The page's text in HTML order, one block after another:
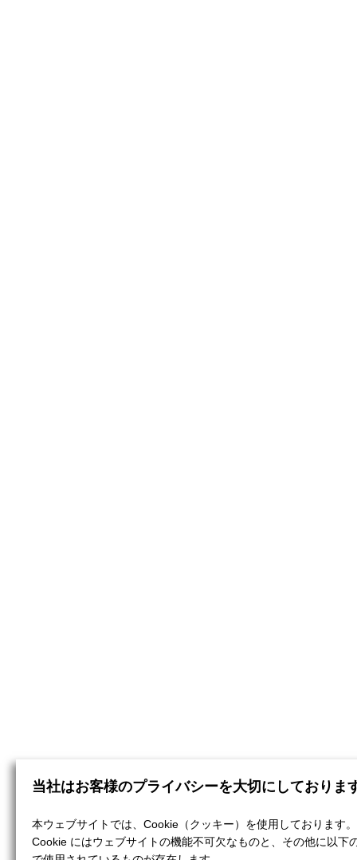
当社はお客様のプライバシーを大切にしておりま
本ウェブサイトでは、Cookie（クッキー）を使用しております。
Cookie にはウェブサイトの機能不可欠なものと、その他に以下